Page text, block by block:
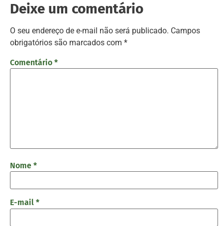
Deixe um comentário
O seu endereço de e-mail não será publicado. Campos
obrigatórios são marcados com *
Comentário *
Nome *
E-mail *